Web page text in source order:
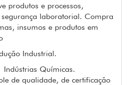
produtos e processos,
laboratorial. Compra
insumos e produtos em
Industrial.
Indústrias Químicas.
de qualidade, de certificação